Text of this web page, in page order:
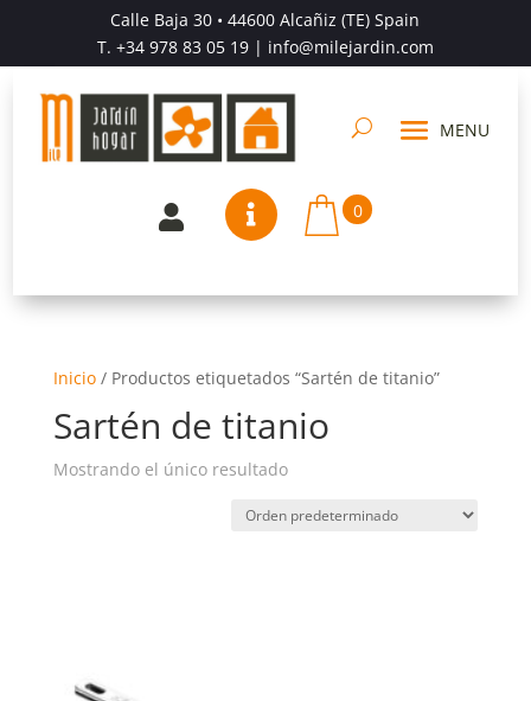
Calle Baja 30 • 44600 Alcañiz (TE) Spain
T. +34 978 83 05 19| info@milejardin.com
  0
Inicio/ Productos etiquetados “Sartén de titanio”
Sartén de titanio
Mostrando el único resultado